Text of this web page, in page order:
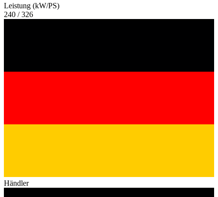
Leistung (kW/PS)
240 / 326
Händler